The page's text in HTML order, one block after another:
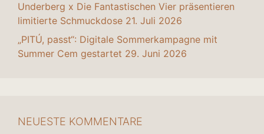
Underberg x Die Fantastischen Vier präsentieren
limitierte Schmuckdose 21. Juli 2026
„PITÚ, passt“: Digitale Sommerkampagne mit
Summer Cem gestartet 29. Juni 2026
NEUESTE KOMMENTARE